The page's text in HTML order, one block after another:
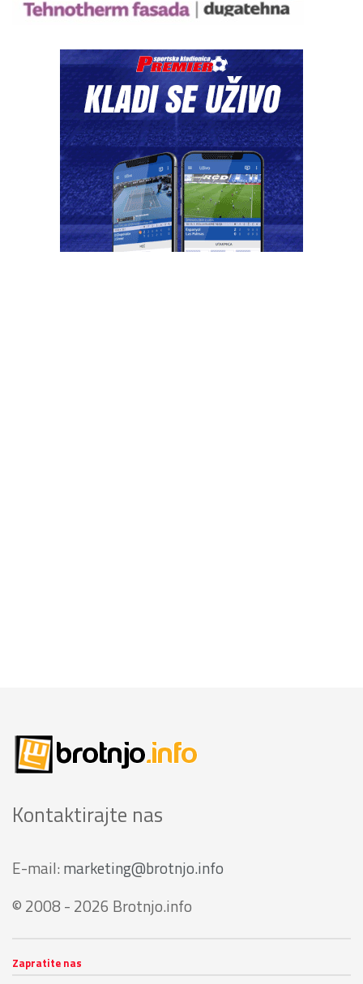
Kontaktirajte nas
E-mail: marketing@brotnjo.info
© 2008 - 2026 Brotnjo.info
Zapratite nas